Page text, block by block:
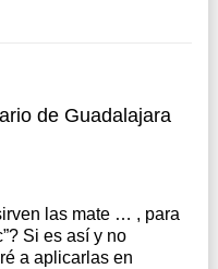
de Guadalajara
las mate … , para
Si es así y no
a aplicarlas en